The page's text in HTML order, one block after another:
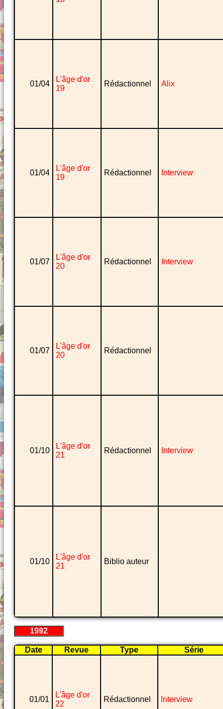
01/04
L'âge d'or
19
Rédactionnel Alix
01/04
L'âge d'or
19
Rédactionnel Interview
01/07
L'âge d'or
20
Rédactionnel Interview
01/07
L'âge d'or
20
Rédactionnel
01/10
L'âge d'or
21
Rédactionnel Interview
01/10
L'âge d'or
21
Biblio auteur
1992
Date Revue Type Série
01/01
L'âge d'or
22
Rédactionnel Interview